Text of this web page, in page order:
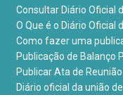
Consultar Diário Oficial
O Que é o Diário Oficial
Como fazer uma
Publicação de Balanço
Publicar Ata de Reunião
Diário oficial da união